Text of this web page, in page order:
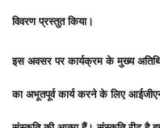
विवरण प्रस्तुत किया।
इस अवसर पर कार्यक्रम के मुख्य
का अभूतपूर्व कार्य करने के लिए